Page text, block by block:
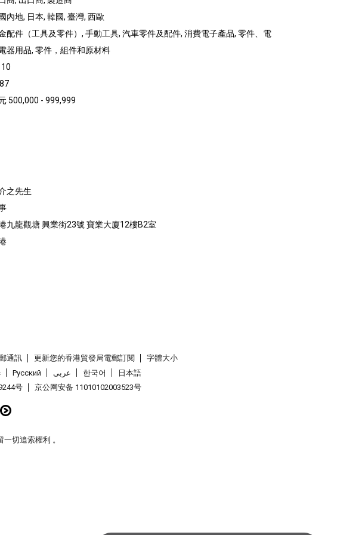
內地, 日本, 韓國, 臺灣, 西歐
配件（工具及零件）, 手動工具, 汽車零件及配件, 消費電子產品, 零件、電
器用品, 零件，組件和原材料
500,000 - 999,999
之先生
九龍觀塘 興業街23號 寶業大廈12樓B2室
通訊 更新您的香港貿發局電郵訂閱
字體大小
Pусский عربى 한국어
日本語
号 京公网安备 11010102003523号
切追索權利 。